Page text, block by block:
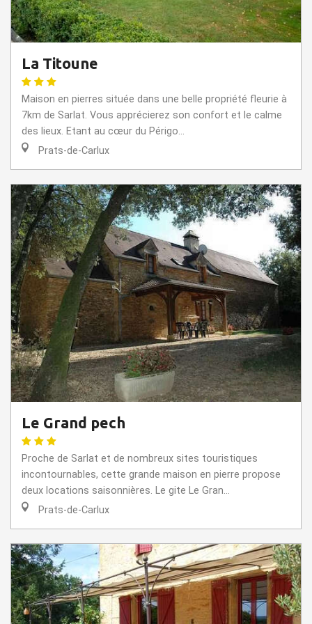
La Titoune
Maison en pierres située dans une belle propriété fleurie à
7km de Sarlat. Vous apprécierez son confort et le calme
des lieux. Etant au cœur du Périgo...
Prats-de-Carlux
Le Grand pech
Proche de Sarlat et de nombreux sites touristiques
incontournables, cette grande maison en pierre propose
deux locations saisonnières. Le gite Le Gran...
Prats-de-Carlux